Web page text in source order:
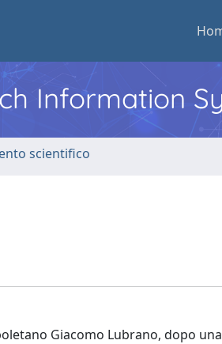
Information
scientifico
Giacomo Lubrano, dopo